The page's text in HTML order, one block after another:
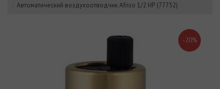
Автоматический воздухоотводчик Afriso 1/2 НР (77752)
-20%